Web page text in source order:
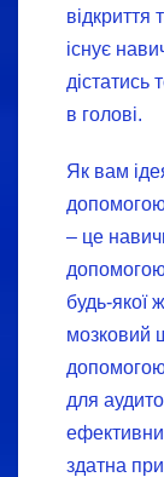
відкриття
існує
дістатись
в голові.
Як вам
– це
будь-якої
мозковий
для
здатна